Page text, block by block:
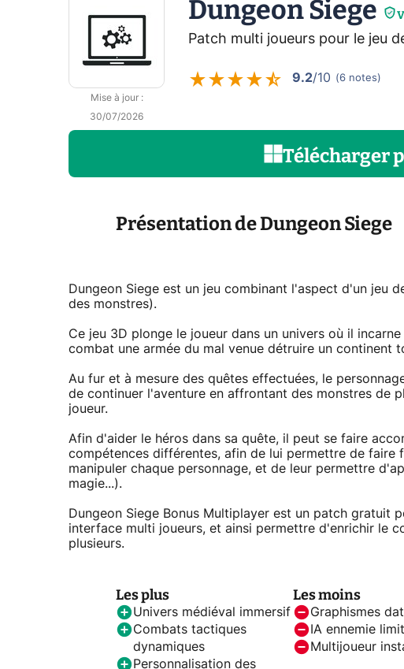
Mise à jour:
30/07/2026
Dungeon Siege
Patch multi joueurs pour le jeu
9.2/10 (6 notes)
Télécharger
Présentation de Dungeon Siege
Dungeon Siege est un jeu combinant l'aspect d'un jeu
des monstres).
Ce jeu 3D plonge le joueur dans un univers où il
combat une armée du mal venue détruire un continent
Au fur et à mesure des quêtes effectuées, le
de continuer l'aventure en affrontant des monstres de
joueur.
Afin d'aider le héros dans sa quête, il peut se faire
compétences différentes, afin de lui permettre de
manipuler chaque personnage, et de leur permettre
magie...).
Dungeon Siege Bonus Multiplayer est un patch gratuit
interface multi joueurs, et ainsi permettre d'enrichir le
plusieurs.
Les plus
Univers médiéval immersif
Combats tactiques
dynamiques
Personnalisation des
Les moins
Graphismes
IA ennemie
Multijoueur